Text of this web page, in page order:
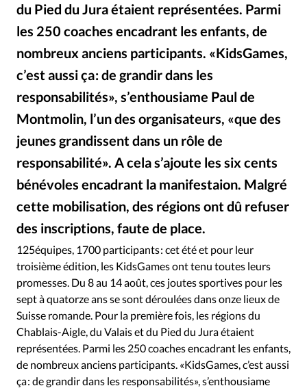
Société
du Pied du Jura étaient représentées. Parmi
les 250 coaches encadrant les enfants, de
nombreux anciens participants. «KidsGames,
c’est aussi ça : de grandir dans les
responsabilités», s’enthousiame Paul de
Montmolin, l’un des organisateurs, «que des
jeunes grandissent dans un rôle de
responsabilité». A cela s’ajoute les six cents
bénévoles encadrant la manifestaion. Malgré
cette mobilisation, des régions ont dû refuser
des inscriptions, faute de place.
125équipes, 1700 participants : cet été et pour leur
troisième édition, les KidsGames ont tenu toutes leurs
promesses. Du 8 au 14 août, ces joutes sportives pour les
sept à quatorze ans se sont déroulées dans onze lieux de
Suisse romande. Pour la première fois, les régions du
Chablais-Aigle, du Valais et du Pied du Jura étaient
représentées. Parmi les 250 coaches encadrant les enfants,
de nombreux anciens participants. «KidsGames, c’est aussi
ça : de grandir dans les responsabilités», s’enthousiame